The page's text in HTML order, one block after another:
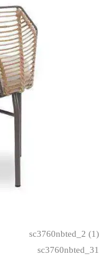
sc3760nbted_2 (1)
sc3760nbted_31